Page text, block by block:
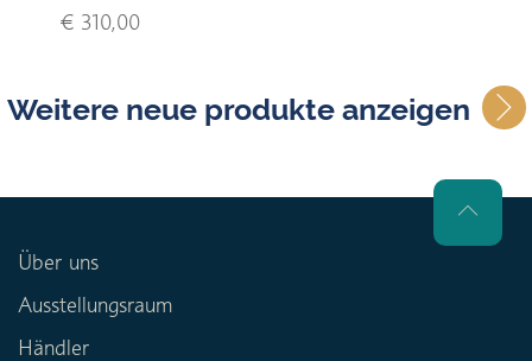
€ 310,00
Weitere neue produkte anzeigen
Über uns
Ausstellungsraum
Händler